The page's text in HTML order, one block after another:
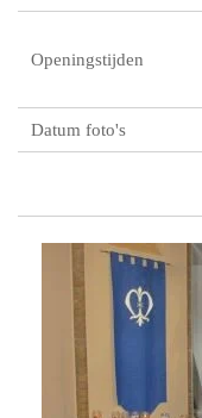
Openingstijden
Datum foto's